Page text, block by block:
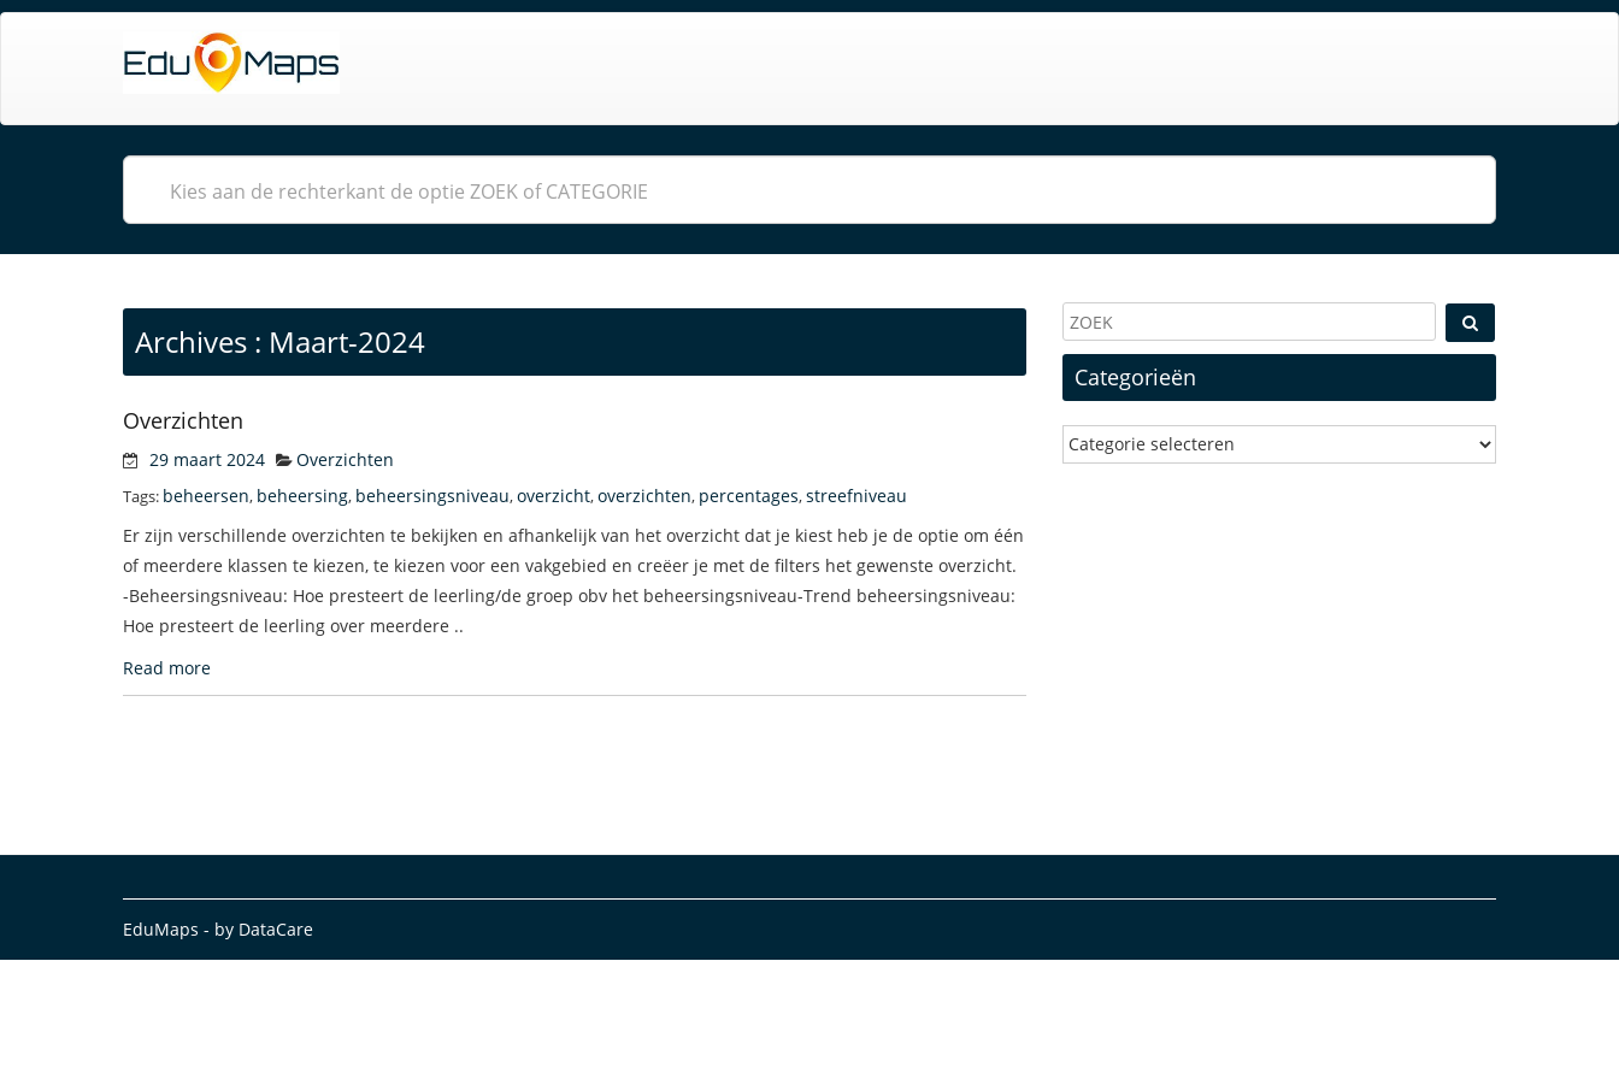
Archives : Maart-2024
Overzichten
29 maart 2024 Overzichten
Tags: beheersen, beheersing, beheersingsniveau,overzicht,overzichten, percentages,streefniveau
Er zijn verschillende overzichten te bekijken en afhankelijk van het overzicht dat je kiest heb je de optie om één
of meerdere klassen te kiezen, te kiezen voor een vakgebied en creëer je met de filters het gewenste overzicht.
-Beheersingsniveau: Hoe presteert de leerling/de groep obv het beheersingsniveau-Trend beheersingsniveau:
Hoe presteert de leerling over meerdere ..
Read more
Categorieën
Categorieën
EduMaps - by DataCare